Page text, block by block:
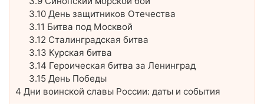
3.10День защитников Отечества
3.11 Битва под Москвой
3.12 Сталинградская битва
3.13 Курская битва
3.14 Героическая битва за Ленинград
3.15День Победы
4 Дни воинской славы России: даты и события